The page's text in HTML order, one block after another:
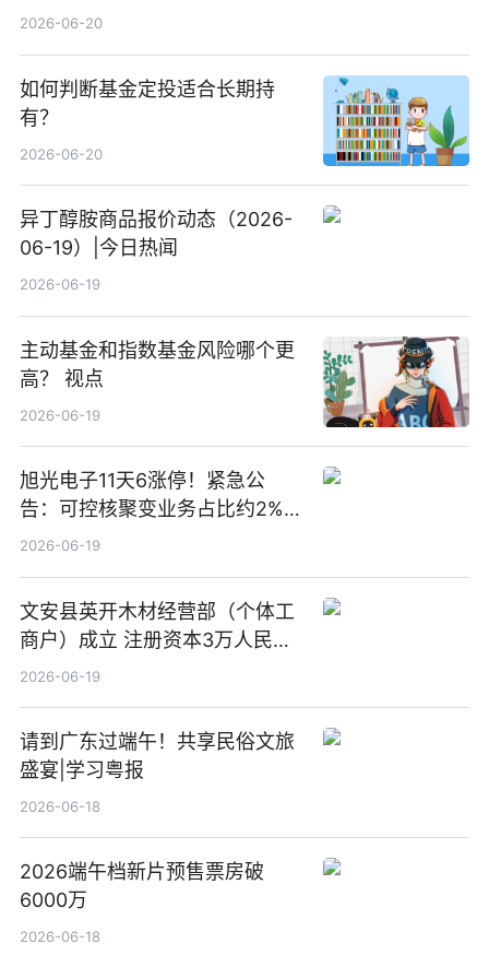
2026-06-20
如何判断基金定投适合长期持
有？
2026-06-20
异丁醇胺商品报价动态（2026-
06-19）|今日热闻
2026-06-19
主动基金和指数基金风险哪个更
高？ 视点
2026-06-19
旭光电子11天6涨停！紧急公
告：可控核聚变业务占比约2%！
前沿热点
2026-06-19
文安县英开木材经营部（个体工
商户）成立 注册资本3万人民币
新要闻
2026-06-19
请到广东过端午！共享民俗文旅
盛宴|学习粤报
2026-06-18
2026端午档新片预售票房破
6000万
2026-06-18